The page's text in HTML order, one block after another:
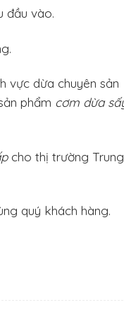
đầu vào.
vực dừa chuyên sản
phẩm cơm dừa
cho thị trường Trung
quý khách hàng.